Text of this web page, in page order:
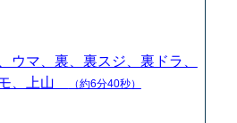
ウマ、裏、裏スジ、裏ドラ、
、上山
（約6分40秒）